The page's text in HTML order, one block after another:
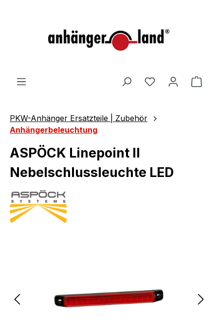
PKW-Anhänger Ersatzteile | Zubehör
Anhängerbeleuchtung
ASPÖCK Linepoint II
Nebelschlussleuchte LED